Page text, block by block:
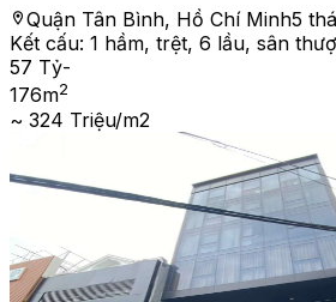
Quận Tân Bình, Hồ Chí Minh5
Kết cấu: 1 hầm, trệt, 6 lầu, sân
57 Tỷ-
176m2
~ 324 Triệu/m2